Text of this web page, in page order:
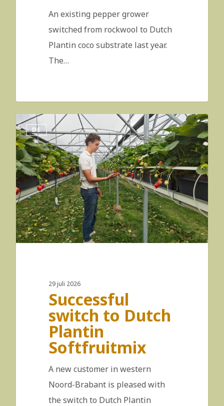
An existing pepper grower
switched from rockwool to Dutch
Plantin coco substrate last year.
The…
DE
29 juli 2026
Successful
switch to Dutch
Plantin
Softfruitmix
A new customer in western
Noord-Brabant is pleased with
the switch to Dutch Plantin